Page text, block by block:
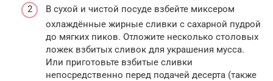
В сухой и чистой посуде взбейте миксером
охлаждённые жирные сливки с сахарной пудрой
до мягких пиков. Отложите несколько столовых
ложек взбитых сливок для украшения мусса.
Или приготовьте взбитые сливки
непосредственно перед подачей десерта (также